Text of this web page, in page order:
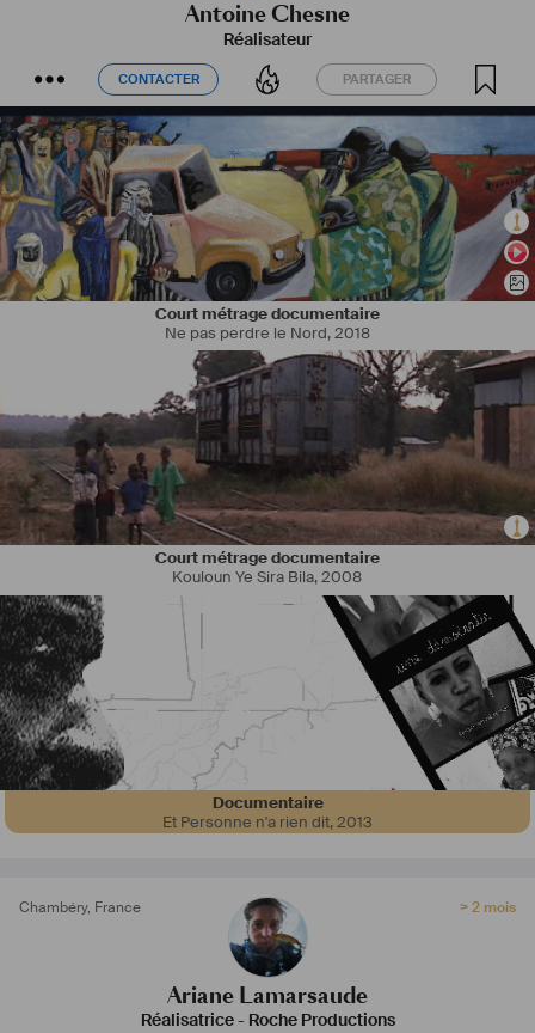
Antoine Chesne
Réalisateur
CONTACTER PARTAGER
CONTACTER PARTAGER
Court métrage documentaire
Ne pas perdre le Nord,2018
Court métrage documentaire
Kouloun Ye Sira Bila,2008
Documentaire
Et Personne n'a rien dit,2013
Chambéry, France > 2 mois
Ariane Lamarsaude
Réalisatrice- Roche Productions